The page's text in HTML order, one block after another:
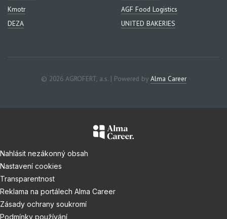
Kmotr
AGF Food Logistics
DEZA
UNITED BAKERIES
© 2026 AGROFERT, a.s. | Powered by Alma Career
Nahlásit nezákonný obsah
Nastavení cookies
Transparentnost
Reklama na portálech Alma Career
Zásady ochrany soukromí
Podmínky používání